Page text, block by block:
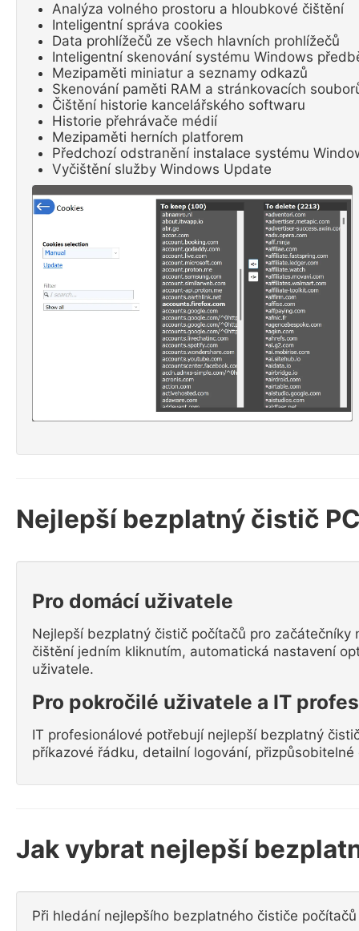
Analýza volného prostoru a hloubkové čištění
Inteligentní správa cookies
Data prohlížečů ze všech hlavních prohlížečů
Inteligentní skenování systému Windows
Mezipaměti miniatur a seznamy odkazů
Skenování paměti RAM a stránkovacích
Čištění historie kancelářského softwaru
Historie přehrávače médií
Mezipaměti herních platforem
Předchozí odstranění instalace systému
Vyčištění služby Windows Update
Nejlepší bezplatný čistič
Pro domácí uživatele
Nejlepší bezplatný čistič počítačů pro
čištění jedním kliknutím, automatická nastavení
uživatele.
Pro pokročilé uživatele a IT
IT profesionálové potřebují nejlepší bezplatný
příkazové řádku, detailní logování,
Jak vybrat nejlepší
Při hledání nejlepšího bezplatného čističe